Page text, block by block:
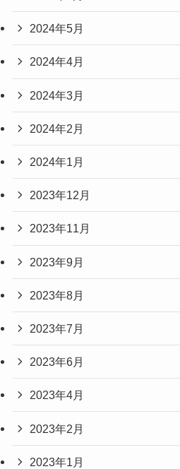
2024年5月
2024年4月
2024年3月
2024年2月
2024年1月
2023年12月
2023年11月
2023年9月
2023年8月
2023年7月
2023年6月
2023年4月
2023年2月
2023年1月